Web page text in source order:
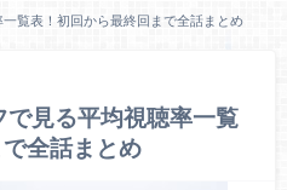
覧表！初回から最終回まで全話まとめ
見る平均視聴率一覧
全話まとめ